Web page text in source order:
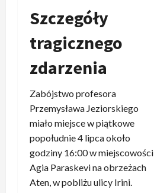
Szczegóły
tragicznego
zdarzenia
Zabójstwo profesora
Przemysława Jeziorskiego
miało miejsce w piątkowe
popołudnie 4 lipca około
godziny 16:00 w miejscowości
Agia Paraskevi na obrzeżach
Aten, w pobliżu ulicy Irini.